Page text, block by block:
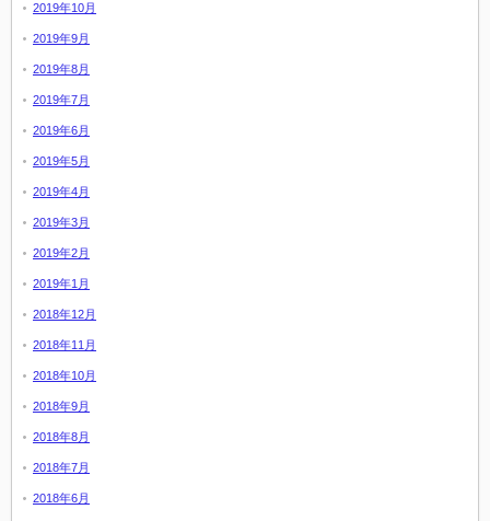
2019年10月
2019年9月
2019年8月
2019年7月
2019年6月
2019年5月
2019年4月
2019年3月
2019年2月
2019年1月
2018年12月
2018年11月
2018年10月
2018年9月
2018年8月
2018年7月
2018年6月